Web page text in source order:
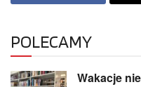
POLECAMY
Wakacje